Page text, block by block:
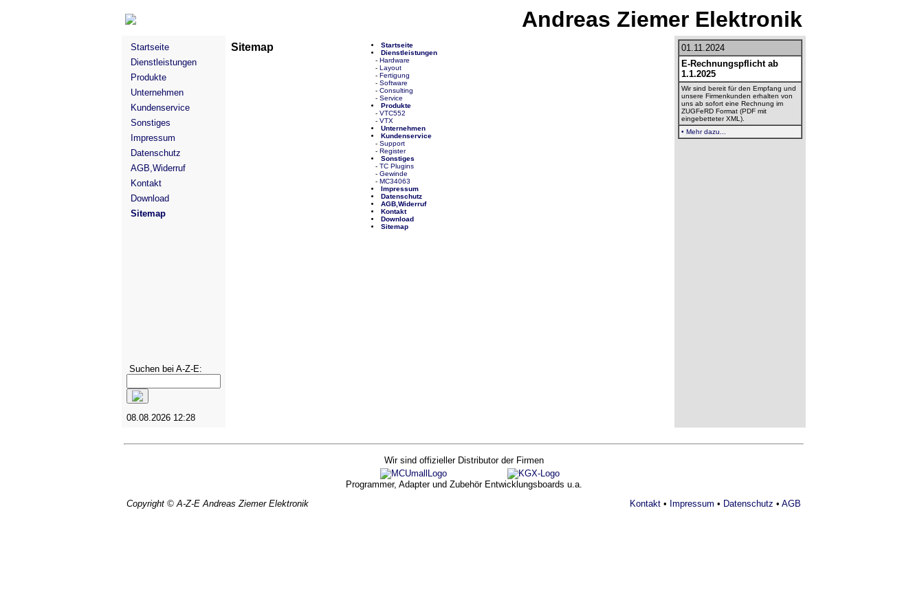
Andreas Ziemer Elektronik
Startseite
Dienstleistungen
Produkte
Unternehmen
Kundenservice
Sonstiges
Impressum
Datenschutz
AGB,Widerruf
Kontakt
Download
Sitemap
Suchen bei A-Z-E:
08.08.2026 12:28
Sitemap
Startseite
Dienstleistungen
- Hardware
- Layout
- Fertigung
- Software
- Consulting
- Service
Produkte
- VTC552
- VTX
Unternehmen
Kundenservice
- Support
- Register
Sonstiges
- TC Plugins
- Gewinde
- MC34063
Impressum
Datenschutz
AGB,Widerruf
Kontakt
Download
Sitemap
01.11.2024
E-Rechnungspflicht ab
1.1.2025
Wir sind bereit für den Empfang und
unsere Firmenkunden erhalten von
uns ab sofort eine Rechnung im
ZUGFeRD Format (PDF mit
eingebetteter XML).
• Mehr dazu...
Wir sind offizieller Distributor der Firmen
Programmer, Adapter und Zubehör Entwicklungsboards u.a.
Copyright © A-Z-E Andreas Ziemer Elektronik
Kontakt • Impressum • Datenschutz • AGB